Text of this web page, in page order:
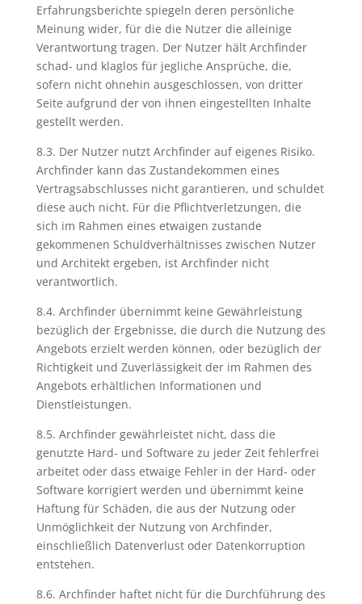
Erfahrungsberichte spiegeln deren persönliche
Meinung wider, für die die Nutzer die alleinige
Verantwortung tragen. Der Nutzer hält Archfinder
schad- und klaglos für jegliche Ansprüche, die,
sofern nicht ohnehin ausgeschlossen, von dritter
Seite aufgrund der von ihnen eingestellten Inhalte
gestellt werden.
8.3. Der Nutzer nutzt Archfinder auf eigenes Risiko.
Archfinder kann das Zustandekommen eines
Vertragsabschlusses nicht garantieren, und schuldet
diese auch nicht. Für die Pflichtverletzungen, die
sich im Rahmen eines etwaigen zustande
gekommenen Schuldverhältnisses zwischen Nutzer
und Architekt ergeben, ist Archfinder nicht
verantwortlich.
8.4. Archfinder übernimmt keine Gewährleistung
bezüglich der Ergebnisse, die durch die Nutzung des
Angebots erzielt werden können, oder bezüglich der
Richtigkeit und Zuverlässigkeit der im Rahmen des
Angebots erhältlichen Informationen und
Dienstleistungen.
8.5. Archfinder gewährleistet nicht, dass die
genutzte Hard- und Software zu jeder Zeit fehlerfrei
arbeitet oder dass etwaige Fehler in der Hard- oder
Software korrigiert werden und übernimmt keine
Haftung für Schäden, die aus der Nutzung oder
Unmöglichkeit der Nutzung von Archfinder,
einschließlich Datenverlust oder Datenkorruption
entstehen.
8.6. Archfinder haftet nicht für die Durchführung des